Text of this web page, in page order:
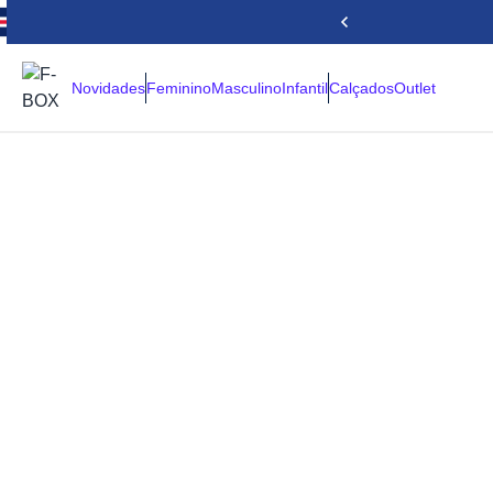
NovidadesFemininoMasculinoInfantilCalçadosOutlet